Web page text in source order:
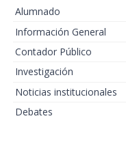
Alumnado
Información General
Contador Público
Investigación
Noticias institucionales
Debates